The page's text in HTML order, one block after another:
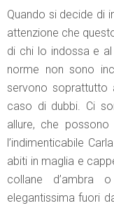
Quando si decide di
attenzione che
di chi lo indossa e
norme non sono
servono soprattutto
caso di dubbi. Ci
allure, che
l’indimenticabile
abiti in maglia e
collane d’ambra
elegantissima fuori